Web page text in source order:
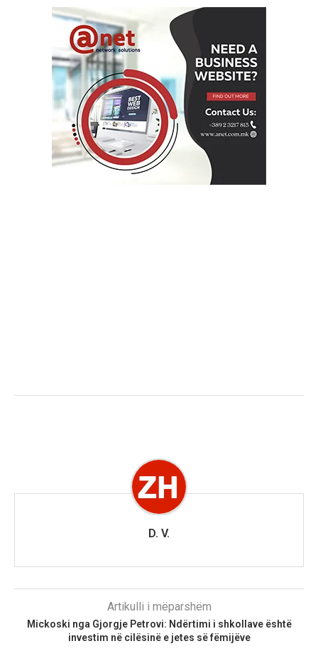
D. V.
Artikulli i mëparshëm
Mickoski nga Gjorgje Petrovi: Ndërtimi i shkollave është
investim në cilësinë e jetes së fëmijëve